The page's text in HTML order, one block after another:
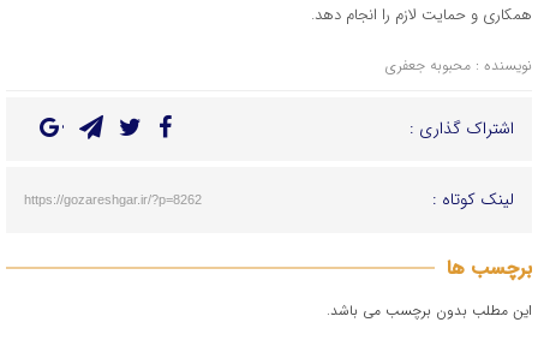
همکاری و حمایت لازم را انجام دهد.
نویسنده : محبوبه جعفری
اشتراک گذاری :
لینک کوتاه : https://gozareshgar.ir/?p=8262
برچسب ها
این مطلب بدون برچسب می باشد.